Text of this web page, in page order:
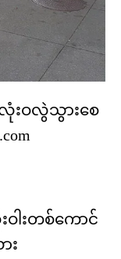
ဝလွဲသွားစေ
ါးတစ်ကောင်
း